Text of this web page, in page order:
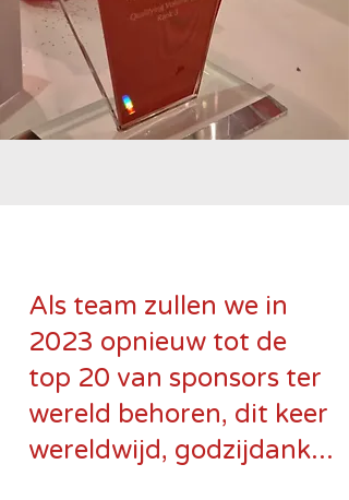
Als team zullen we in
2023 opnieuw tot de
top 20 van sponsors ter
wereld behoren, dit keer
wereldwijd, godzijdank...